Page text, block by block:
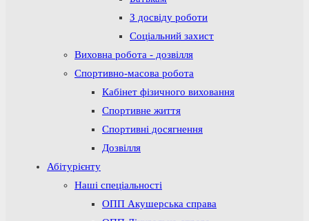
З досвіду роботи
Соціальний захист
Виховна робота - дозвілля
Спортивно-масова робота
Кабінет фізичного виховання
Спортивне життя
Спортивні досягнення
Дозвілля
Абітурієнту
Наші спеціальності
ОПП Акушерська справа